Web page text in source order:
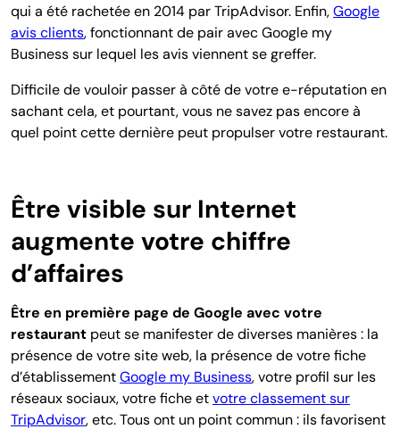
qui a été rachetée en 2014 par TripAdvisor. Enfin,Google
avis clients, fonctionnant de pair avec Google my
Business sur lequel les avis viennent se greffer.
Difficile de vouloir passer à côté de votre e-réputation en
sachant cela, et pourtant, vous ne savez pas encore à
quel point cette dernière peut propulser votre restaurant.
Être visible sur Internet
augmente votre chiffre
d’affaires
Être en première page de Google avec votre
restaurant peut se manifester de diverses manières : la
présence de votre site web, la présence de votre fiche
d’établissementGoogle my Business, votre profil sur les
réseaux sociaux, votre fiche etvotre classement sur
TripAdvisor, etc. Tous ont un point commun : ils favorisent